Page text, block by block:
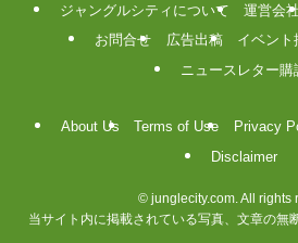
ジャングルシティについて 運営会社
お問合せ
広告出稿
イベント
ニュースレター購
About Us Terms of Use Privacy
Disclaimer
©junglecity.com. All rights
当サイト内に掲載されている写真、文章の無